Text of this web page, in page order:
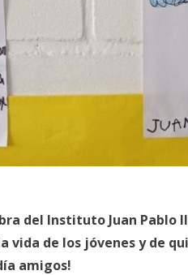
del Instituto Juan
vida de los jóvenes y de
amigos!